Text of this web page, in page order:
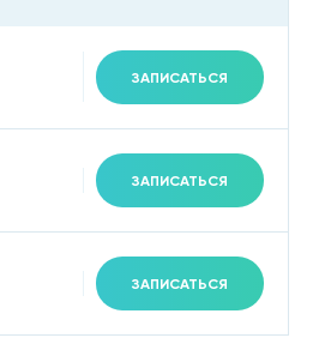
ЗАПИСАТЬСЯ
ЗАПИСАТЬСЯ
ЗАПИСАТЬСЯ